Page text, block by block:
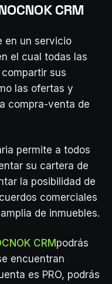
CRM
en un servicio
el cual todas las
sus
las ofertas y
compra-venta de
permite a todos
su cartera de
la posibilidad de
comerciales
de inmuebles.
CRM podrás
encuentran
es PRO, podrás